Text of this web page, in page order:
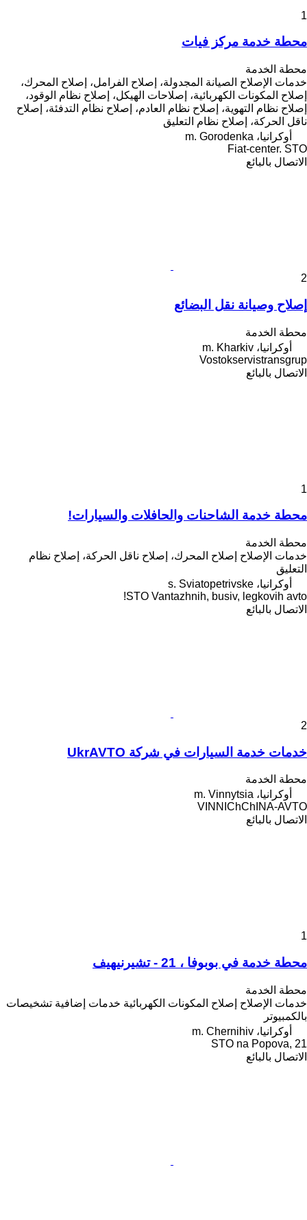
1
محطة خدمة مركز فيات
محطة الخدمة
خدمات الإصلاح الصيانة المجدولة، إصلاح الفرامل، إصلاح المحرك،
إصلاح المكونات الكهربائية، إصلاحات الهيكل، إصلاح نظام الوقود،
إصلاح نظام التهوية، إصلاح نظام العادم، إصلاح نظام التدفئة، إصلاح
ناقل الحركة، إصلاح نظام التعليق
أوكرانيا، m. Gorodenka
Fiat-center. STO
الاتصال بالبائع
2
إصلاح وصيانة نقل البضائع
محطة الخدمة
أوكرانيا، m. Kharkiv
Vostokservistransgrup
الاتصال بالبائع
1
محطة خدمة الشاحنات والحافلات والسيارات!
محطة الخدمة
خدمات الإصلاح إصلاح المحرك، إصلاح ناقل الحركة، إصلاح نظام
التعليق
أوكرانيا، s. Sviatopetrivske
STO Vantazhnih, busiv, legkovih avto!
الاتصال بالبائع
2
خدمات خدمة السيارات في شركة UkrAVTO
محطة الخدمة
أوكرانيا، m. Vinnytsia
VINNIChChINA-AVTO
الاتصال بالبائع
1
محطة خدمة في بوبوفا ، 21 - تشيرنيهيف
محطة الخدمة
خدمات الإصلاح إصلاح المكونات الكهربائية خدمات إضافية تشخيصات
بالكمبيوتر
أوكرانيا، m. Chernihiv
STO na Popova, 21
الاتصال بالبائع